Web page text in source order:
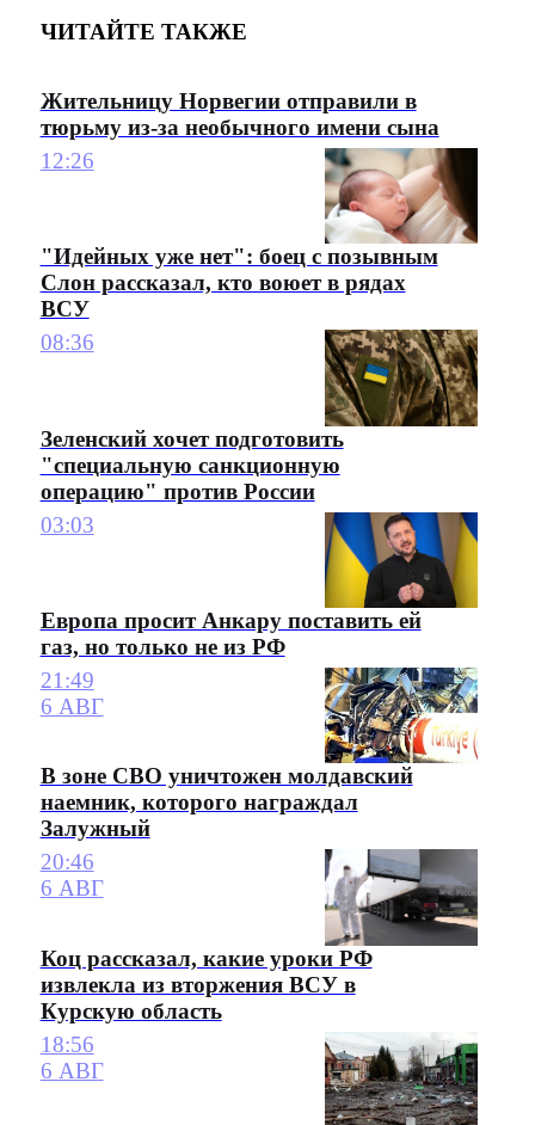
ЧИТАЙТЕ ТАКЖЕ
Жительницу Норвегии отправили в
тюрьму из-за необычного имени сына
12:26
"Идейных уже нет": боец с позывным
Слон рассказал, кто воюет в рядах
ВСУ
08:36
Зеленский хочет подготовить
"специальную санкционную
операцию" против России
03:03
Европа просит Анкару поставить ей
газ, но только не из РФ
21:49
6 АВГ
В зоне СВО уничтожен молдавский
наемник, которого награждал
Залужный
20:46
6 АВГ
Коц рассказал, какие уроки РФ
извлекла из вторжения ВСУ в
Курскую область
18:56
6 АВГ